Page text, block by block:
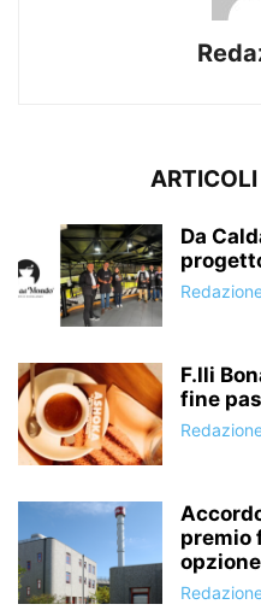
Da
F.lli
fine
premio